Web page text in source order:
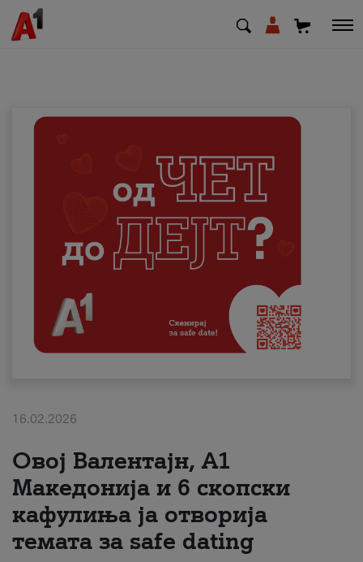
Деловни
Поддршка
Надополни кредит
Плати сметка
#ПодобарОнлајн
16.02.2026
Овој Валентајн, A1
Македонија и 6 скопски
кафулиња ја отворија
темата за safe dating